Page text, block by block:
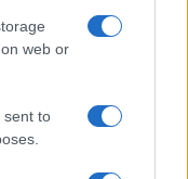
web or
sent to